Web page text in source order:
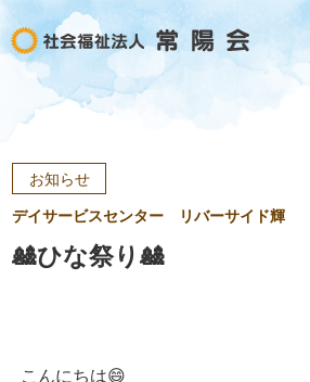
お知らせ
デイサービスセンター リバーサイド輝
🎎ひな祭り🎎
こんにちは😄